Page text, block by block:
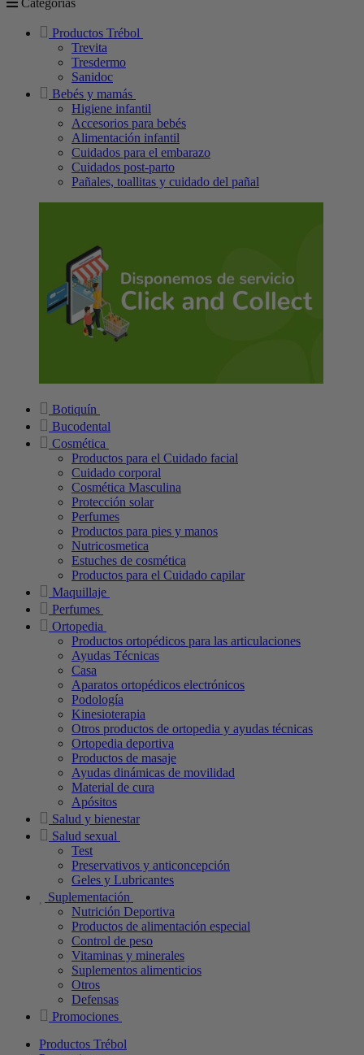
Productos Trébol
Trevita
Tresdermo
Sanidoc
Bebés y mamás
Higiene infantil
Accesorios para bebés
Alimentación infantil
Cuidados para el embarazo
Cuidados post-parto
Pañales, toallitas y cuidado del pañal
Botiquín
Bucodental
Cosmética
Productos para el Cuidado facial
Cuidado corporal
Cosmética Masculina
Protección solar
Perfumes
Productos para pies y manos
Nutricosmetica
Estuches de cosmética
Productos para el Cuidado capilar
Maquillaje
Perfumes
Ortopedia
Productos ortopédicos para las articulaciones
Ayudas Técnicas
Casa
Aparatos ortopédicos electrónicos
Podología
Kinesioterapia
Otros productos de ortopedia y ayudas técnicas
Ortopedia deportiva
Productos de masaje
Ayudas dinámicas de movilidad
Material de cura
Apósitos
Salud y bienestar
Salud sexual
Test
Preservativos y anticoncepción
Geles y Lubricantes
Suplementación
Nutrición Deportiva
Productos de alimentación especial
Control de peso
Vitaminas y minerales
Suplementos alimenticios
Otros
Defensas
Promociones
Productos Trébol